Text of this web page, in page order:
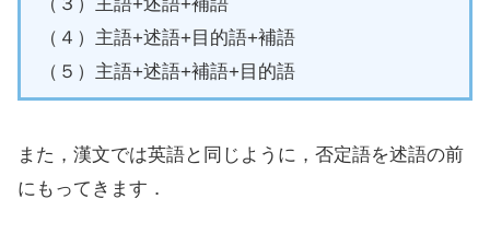
（４）主語+述語+目的語+補語
（５）主語+述語+補語+目的語
また，漢文では英語と同じように，否定語を述語の前
にもってきます．